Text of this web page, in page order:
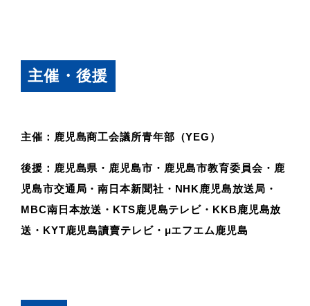
主催・後援
主催：鹿児島商工会議所青年部（YEG）
後援：鹿児島県・鹿児島市・鹿児島市教育委員会・鹿
児島市交通局・南日本新聞社・NHK鹿児島放送局・
MBC南日本放送・KTS鹿児島テレビ・KKB鹿児島放
送・KYT鹿児島讀賣テレビ・μエフエム鹿児島